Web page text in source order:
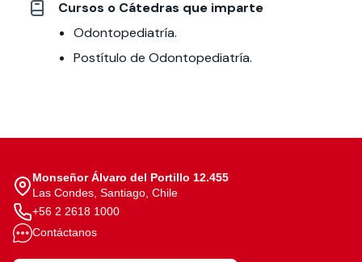
Cursos o Cátedras que imparte
Odontopediatría.
Postítulo de Odontopediatría.
Monseñor Álvaro del Portillo 12.455
Las Condes, Santiago, Chile
+56 2 2618 1000
Contáctanos